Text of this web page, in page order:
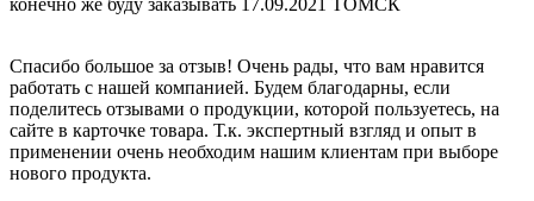
Спасибо большое за отзыв! Очень рады, что вам нравится
работать с нашей компанией. Будем благодарны, если
поделитесь отзывами о продукции, которой пользуетесь, на
сайте в карточке товара. Т.к. экспертный взгляд и опыт в
применении очень необходим нашим клиентам при выборе
нового продукта.